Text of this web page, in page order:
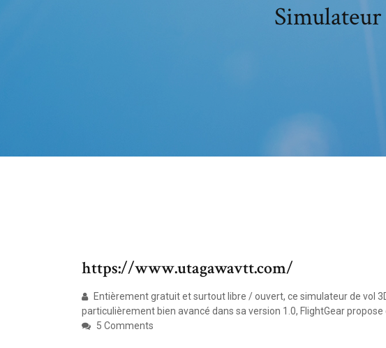
https://www.utagawavtt.com/
Entièrement gratuit et surtout libre / ouvert, ce simulateur de vol
particulièrement bien avancé dans sa version 1.0, FlightGear propose
5 Comments